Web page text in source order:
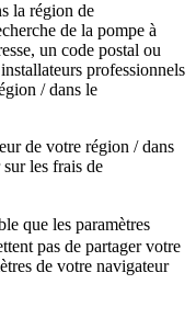
la région de
de la pompe à
un code postal ou
professionnels
/ dans le
de votre région / dans
les frais de
que les paramètres
pas de partager votre
de votre navigateur